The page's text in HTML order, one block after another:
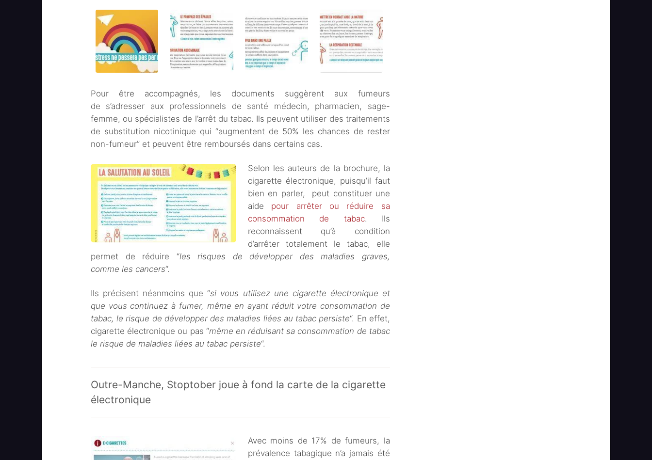
Pour être accompagnés, les documents suggèrent aux fumeurs
de s’adresser aux professionnels de santé médecin, pharmacien, sage-
femme, ou spécialistes de l’arrêt du tabac. Ils peuvent utiliser des traitements
de substitution nicotinique qui “augmentent de 50% les chances de rester
non-fumeur” et peuvent être remboursés dans certains cas.
Selon les auteurs de la brochure, la
cigarette électronique, puisqu’il faut
bien en parler, peut constituer une
aide pour arrêter ou réduire sa
consommation de tabac. Ils
reconnaissent qu’à condition
d’arrêter totalement le tabac, elle
permet de réduire “les risques de développer des maladies graves,
comme les cancers“.
Ils précisent néanmoins que “si vous utilisez une cigarette électronique et
que vous continuez à fumer, même en ayant réduit votre consommation de
tabac, le risque de développer des maladies liées au tabac persiste“. En effet,
cigarette électronique ou pas “même en réduisant sa consommation de tabac
le risque de maladies liées au tabac persiste“.
Outre-Manche, Stoptober joue à fond la carte de la cigarette
électronique
Avec moins de 17% de fumeurs, la
prévalence tabagique n’a jamais été